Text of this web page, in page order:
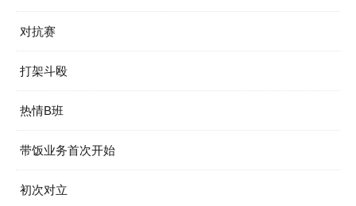
对抗赛
打架斗殴
热情B班
带饭业务首次开始
初次对立